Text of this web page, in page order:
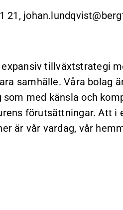
21,
tillväxtstrategi
samhälle. Våra bolag
med känsla och
förutsättningar. Att i
är vår vardag, vår